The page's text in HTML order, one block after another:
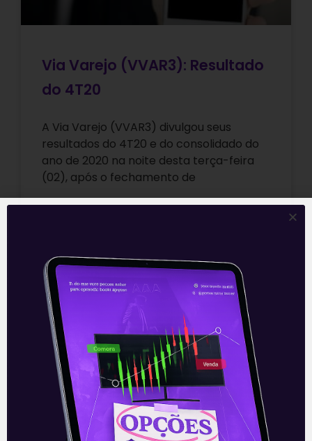
Via Varejo (VVAR3): Resultado
do 4T20
A Via Varejo (VVAR3) divulgou seus
resultados do 4T20 e do consolidado do
ano de 2020 na noite desta terça-feira
(02), após o fechamento de
03/03/2021
DOMINGO DE VALOR